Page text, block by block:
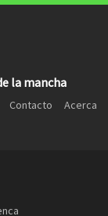
la mancha
Contacto
Acerca